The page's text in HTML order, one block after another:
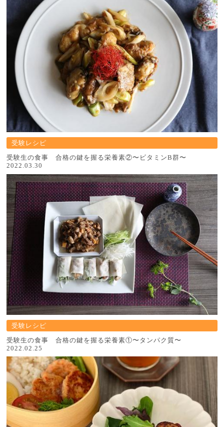
受験レシピ
受験生の食事 合格の鍵を握る栄養素②〜ビタミンB群〜
2022.03.30
受験レシピ
受験生の食事 合格の鍵を握る栄養素①〜タンパク質〜
2022.02.25